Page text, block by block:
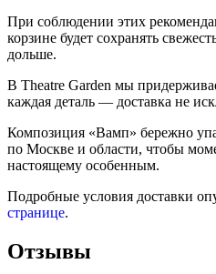
При соблюдении этих
корзине будет сохранять
дольше.
В Theatre Garden мы
каждая деталь — доставка не
Композиция «Вамп» бережно
по Москве и области, чтобы
настоящему особенным.
Подробные условия доставки
странице.
Отзывы